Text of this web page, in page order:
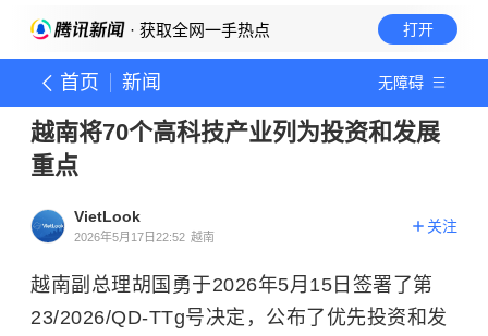
· 获取全网一手热点 打开
首页 新闻 无障碍
越南将70个高科技产业列为投资和发展
重点
VietLook
2026年5月17日22:52 越南
关注
越南副总理胡国勇于2026年5月15日签署了第
23/2026/QD-TTg号决定，公布了优先投资和发